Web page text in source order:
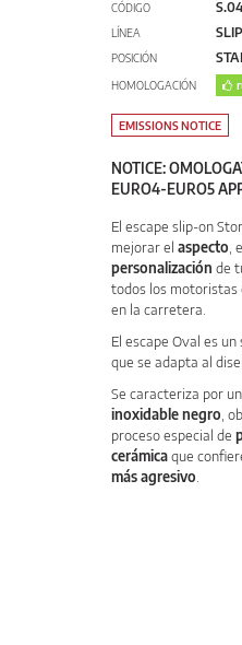
CÓDIGO
LÍNEA
POSICIÓN
HOMOLOGACIÓN
EMISSIONS NOTICE
NOTICE:
EURO4-EURO5
El escape slip-on
mejorar el aspecto ,
personalización de
todos los motoristas
en la carretera.
El escape Oval es un
que se adapta al
Se caracteriza por
inoxidable negro ,
proceso especial de
cerámicaque
más agresivo